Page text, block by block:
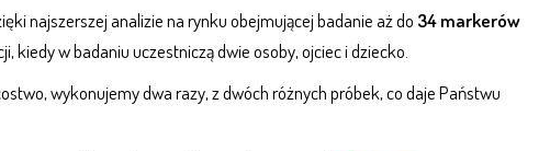
najszerszej analizie na rynku obejmującej badanie aż do 34 markerów
kiedy w badaniu uczestniczą dwie osoby, ojciec i dziecko.
wykonujemy dwa razy, z dwóch różnych próbek, co daje Państwu